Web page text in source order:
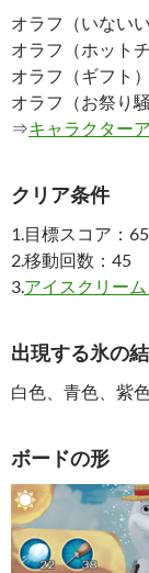
オラフ（いない
オラフ（ホット
オラフ（ギフト）
オラフ（お祭り騒
⇒キャラクター
クリア条件
1.目標スコア：
2.移動回数：45
3.アイスクリー
出現する氷の
白色、青色、紫
ボードの形